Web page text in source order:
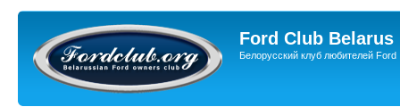
Ford Club Belarus
Белорусский клуб любителей Ford